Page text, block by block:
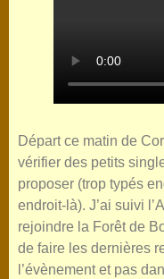
Départ ce matin de
vérifier des petits
proposer (trop typés
endroit-là). J’ai suivi
rejoindre la Forêt de
de faire les dernières
l’évènement et pas